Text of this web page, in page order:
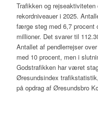
Trafikken og
rekordniveauer i 2025.
færge steg med 6,7 procent
millioner. Det svarer til
Antallet af pendlerrejser
med 10 procent, men i
Godstrafikken har været
Øresundsindex
på opdrag af Øresundsbro